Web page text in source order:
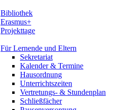
Bibliothek
Erasmus+
Projekttage
Für Lernende und Eltern
Sekretariat
Kalender & Termine
Hausordnung
Unterrichtszeiten
Vertretungs- & Stundenplan
Schließfächer